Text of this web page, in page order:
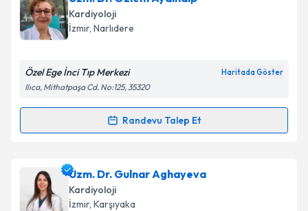
Kardiyoloji
İzmir, Narlıdere
Özel Ege İnci Tıp Merkezi Haritada Göster
Ilıca, Mithatpaşa Cd. No:125, 35320
Randevu Talep Et
Randevu Takvimi Talebi
Uzm. Dr. Özlem Aydınalpiçin randevu takvimi talebi
oluşturun. Size bu uzmandan randevu almanız için bir
takvim hazırlandığında e-posta ile bilgilendireceğiz.
Uzm. Dr. Gulnar Aghayeva
Kardiyoloji
İzmir, Karşıyaka